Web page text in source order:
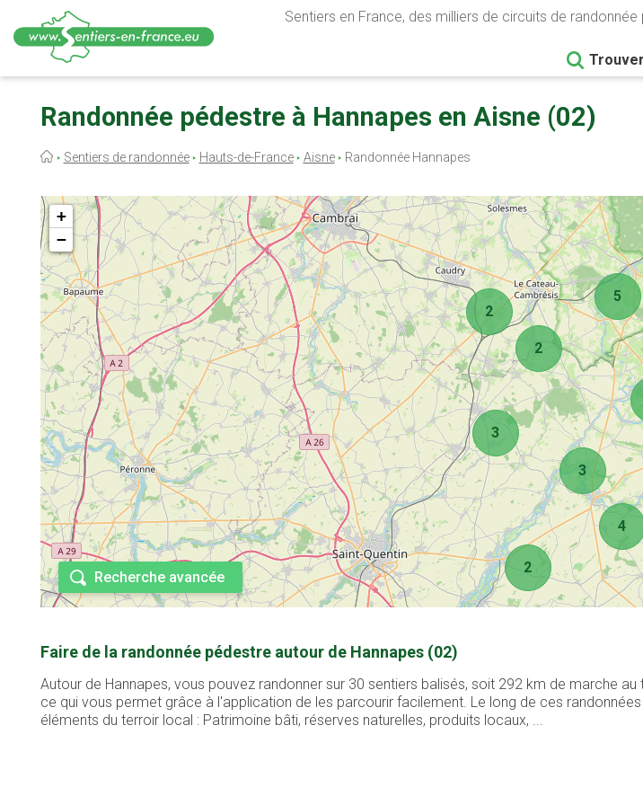
contenu
Sentiers en France, des milliers de circuits de
Randonnée pédestre à Hannapes en Aisne (02)
Fil
Sentiers de randonnée Hauts-de-France Aisne Randonnée Hannapes
2
2
2
5
3
4
3
+
−
Recherche avancée
Faire de la randonnée pédestre autour de Hannapes (02)
Autour de Hannapes, vous pouvez randonner sur 30 sentiers balisés, soit 292 km de marche
ce qui vous permet grâce à l'application de les parcourir facilement. Le long de ces
éléments du terroir local : Patrimoine bâti, réserves naturelles, produits locaux, ...